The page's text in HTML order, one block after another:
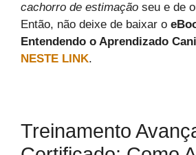
cachorro de estimação seu e de
Então, não deixe de baixar o
Entendendo o Aprendizado
NESTE LINK.
Treinamento